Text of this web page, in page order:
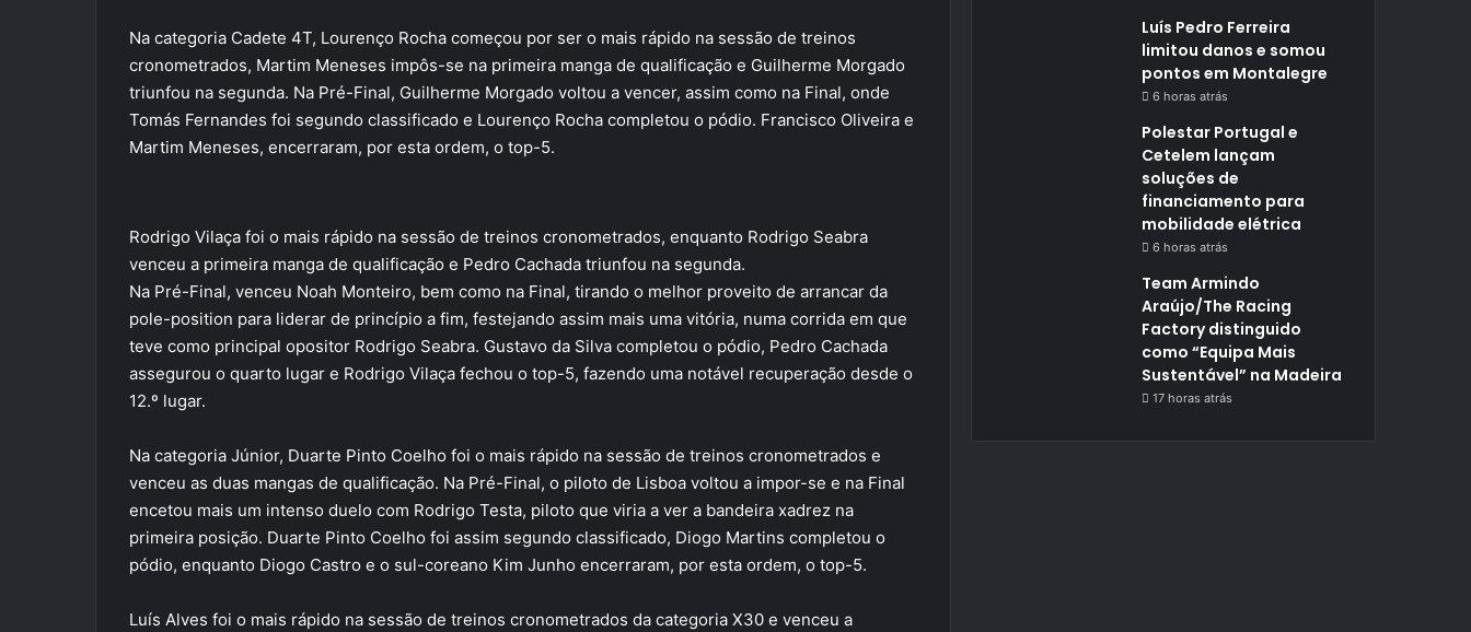
Na categoria Cadete 4T, Lourenço Rocha começou por ser o mais rápido na sessão de treinos
cronometrados, Martim Meneses impôs-se na primeira manga de qualificação e Guilherme Morgado
triunfou na segunda. Na Pré-Final, Guilherme Morgado voltou a vencer, assim como na Final, onde
Tomás Fernandes foi segundo classificado e Lourenço Rocha completou o pódio. Francisco Oliveira e
Martim Meneses, encerraram, por esta ordem, o top-5.
Rodrigo Vilaça foi o mais rápido na sessão de treinos cronometrados, enquanto Rodrigo Seabra
venceu a primeira manga de qualificação e Pedro Cachada triunfou na segunda.
Na Pré-Final, venceu Noah Monteiro, bem como na Final, tirando o melhor proveito de arrancar da
pole-position para liderar de princípio a fim, festejando assim mais uma vitória, numa corrida em que
teve como principal opositor Rodrigo Seabra. Gustavo da Silva completou o pódio, Pedro Cachada
assegurou o quarto lugar e Rodrigo Vilaça fechou o top-5, fazendo uma notável recuperação desde o
12.º lugar.
Na categoria Júnior, Duarte Pinto Coelho foi o mais rápido na sessão de treinos cronometrados e
venceu as duas mangas de qualificação. Na Pré-Final, o piloto de Lisboa voltou a impor-se e na Final
encetou mais um intenso duelo com Rodrigo Testa, piloto que viria a ver a bandeira xadrez na
primeira posição. Duarte Pinto Coelho foi assim segundo classificado, Diogo Martins completou o
pódio, enquanto Diogo Castro e o sul-coreano Kim Junho encerraram, por esta ordem, o top-5.
Luís Alves foi o mais rápido na sessão de treinos cronometrados da categoria X30 e venceu a
Luís Pedro Ferreira
limitou danos e somou
pontos em Montalegre
6 horas atrás
Polestar Portugal e
Cetelem lançam
soluções de
financiamento para
mobilidade elétrica
6 horas atrás
Team Armindo
Araújo/The Racing
Factory distinguido
como “Equipa Mais
Sustentável” na Madeira
17 horas atrás